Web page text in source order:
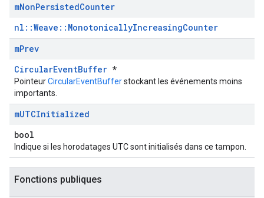
mNonPersistedCounter
nl::Weave::MonotonicallyIncreasingCounter
mPrev
CircularEventBuffer *
PointeurCircularEventBufferstockant les événements moins
importants.
mUTCInitialized
bool
Indique si les horodatages UTC sont initialisés dans ce tampon.
Fonctions publiques